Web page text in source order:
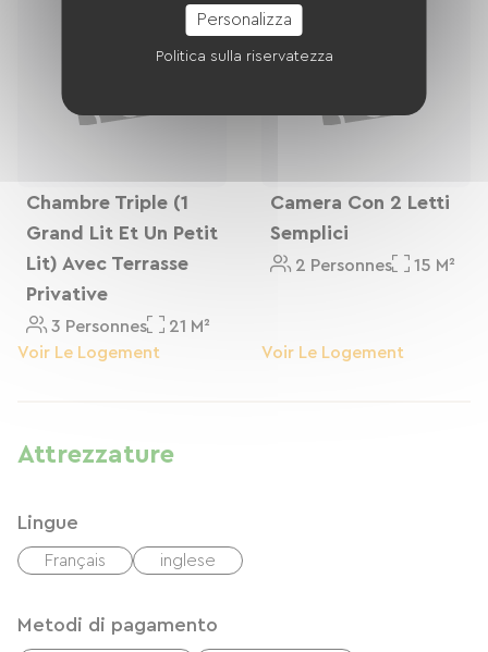
Chambre Triple (1
Grand Lit Et Un Petit
Lit) Avec Terrasse
Privative
3 Personnes
21 M²
Voir Le Logement
Camera Con 2 Letti
Semplici
2 Personnes 15 M²
Voir Le Logement
Attrezzature
Lingue
Français inglese
Metodi di pagamento
Personalizza
Politica sulla riservatezza